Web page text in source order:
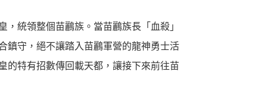
統領整個苗鸝族。當苗鸝族長「血殺」
鎮守，絕不讓踏入苗鸝軍營的龍神勇士活
的特有招數傳回載天都，讓接下來前往苗